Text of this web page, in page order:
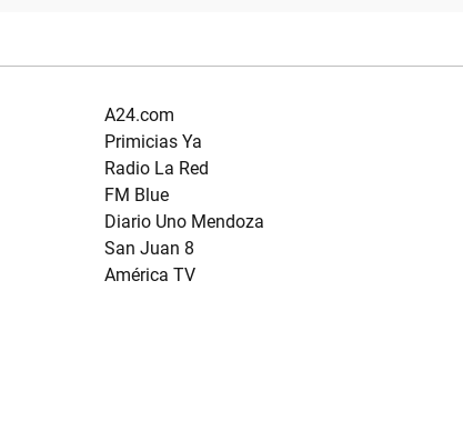
A24.com
Primicias Ya
Radio La Red
FM Blue
Diario Uno Mendoza
San Juan 8
América TV